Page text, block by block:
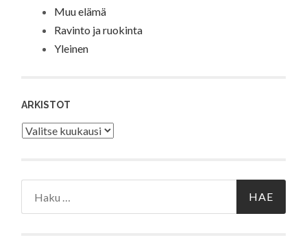
Muu elämä
Ravinto ja ruokinta
Yleinen
ARKISTOT
Arkistot